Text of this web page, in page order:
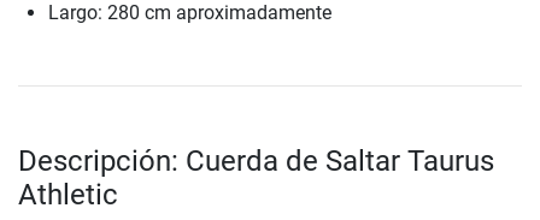
Largo: 280 cm aproximadamente
Descripción: Cuerda de Saltar Taurus
Athletic